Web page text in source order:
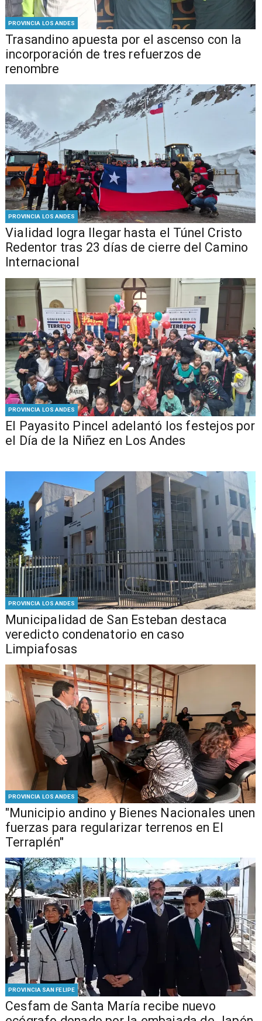
PROVINCIA LOS ANDES
Trasandino apuesta por el ascenso con la
incorporación de tres refuerzos de
renombre
PROVINCIA LOS ANDES
Vialidad logra llegar hasta el Túnel Cristo
Redentor tras 23 días de cierre del Camino
Internacional
PROVINCIA LOS ANDES
El Payasito Pincel adelantó los festejos por
el Día de la Niñez en Los Andes
PROVINCIA LOS ANDES
Municipalidad de San Esteban destaca
veredicto condenatorio en caso
Limpiafosas
PROVINCIA LOS ANDES
"Municipio andino y Bienes Nacionales unen
fuerzas para regularizar terrenos en El
Terraplén"
PROVINCIA SAN FELIPE
Cesfam de Santa María recibe nuevo